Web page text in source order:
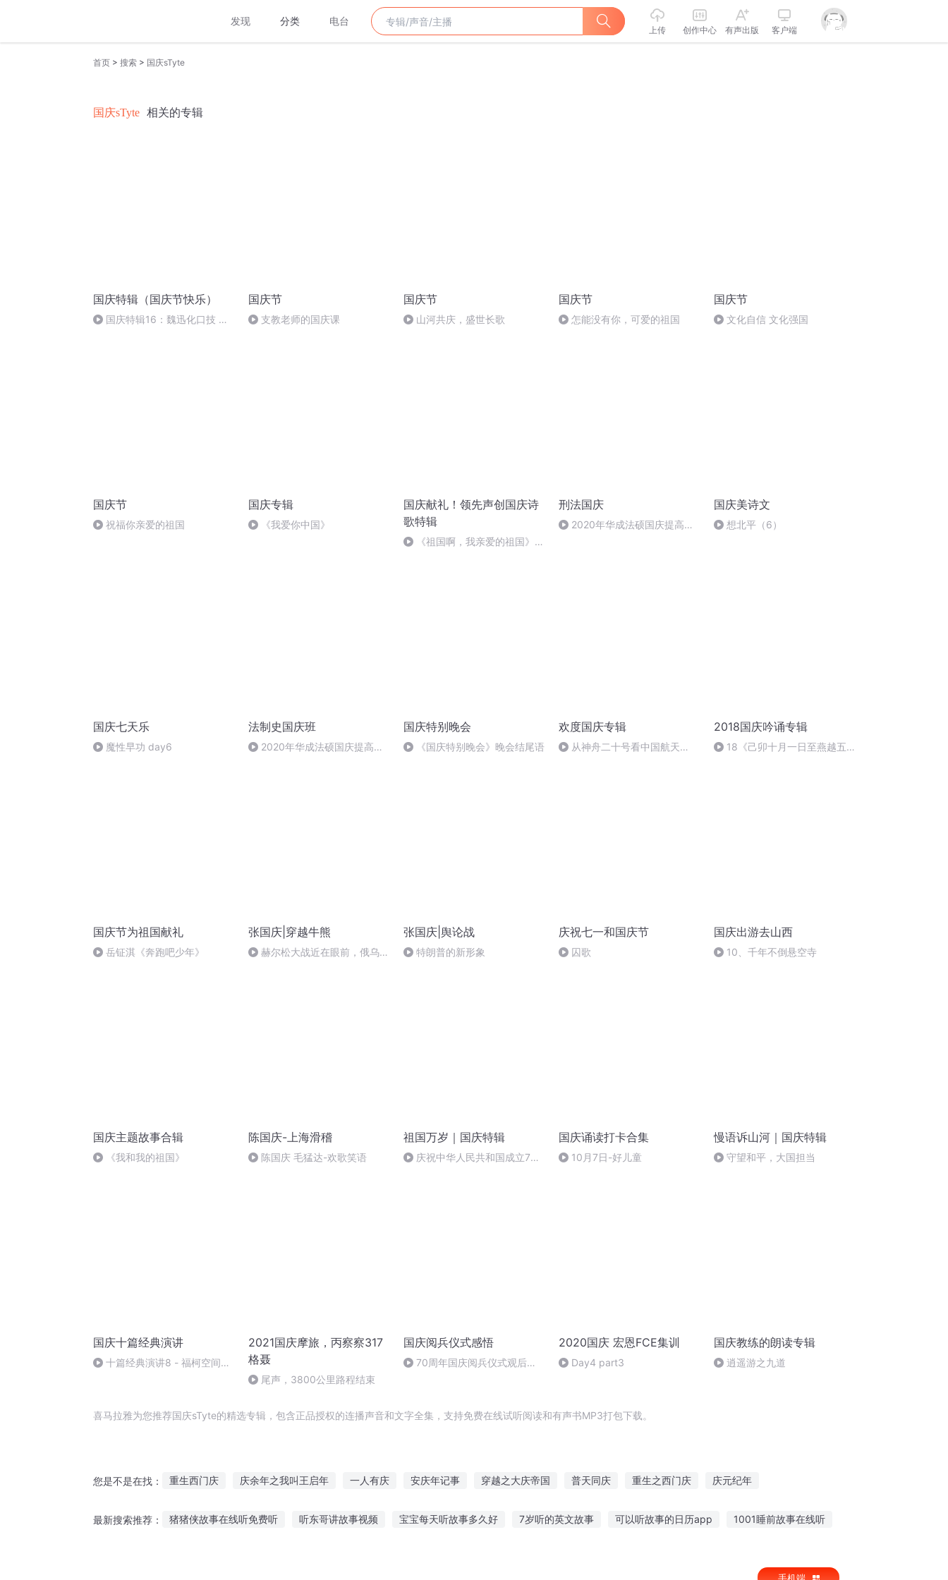
发现 分类 电台
上传 创作中心 有声出版 客户端
首页 > 搜索 > 国庆sTyte
国庆sTyte 相关的专辑
国庆特辑（国庆节快乐）
国庆特辑16：魏迅化口技 二
国庆节
支教老师的国庆课
国庆节
山河共庆，盛世长歌
国庆节
怎能没有你，可爱的祖国
国庆节
文化自信 文化强国
国庆节
祝福你亲爱的祖国
国庆专辑
《我爱你中国》
国庆献礼！领先声创国庆诗
歌特辑
《祖国啊，我亲爱的祖国》温
刑法国庆
2020年华成法硕国庆提高班
国庆美诗文
想北平（6）
国庆七天乐
魔性早功 day6
法制史国庆班
2020年华成法硕国庆提高班
国庆特别晚会
《国庆特别晚会》晚会结尾语
欢度国庆专辑
从神舟二十号看中国航天
2018国庆吟诵专辑
18《己卯十月一日至燕越五
国庆节为祖国献礼
岳钲淇《奔跑吧少年》
张国庆|穿越牛熊
赫尔松大战近在眼前，俄乌冲
张国庆|舆论战
特朗普的新形象
庆祝七一和国庆节
囚歌
国庆出游去山西
10、千年不倒悬空寺
国庆主题故事合辑
《我和我的祖国》
陈国庆-上海滑稽
陈国庆 毛猛达-欢歌笑语
祖国万岁｜国庆特辑
庆祝中华人民共和国成立73
国庆诵读打卡合集
10月7日-好儿童
慢语诉山河｜国庆特辑
守望和平，大国担当
国庆十篇经典演讲
十篇经典演讲8 - 福柯空间回
2021国庆摩旅，丙察察317
格聂
尾声，3800公里路程结束
国庆阅兵仪式感悟
70周年国庆阅兵仪式观后感
2020国庆 宏恩FCE集训
Day4 part3
国庆教练的朗读专辑
逍遥游之九道
喜马拉雅为您推荐国庆sTyte的精选专辑，包含正品授权的连播声音和文字全集，支持免费在线试听阅读和有声书MP3打包下载。
您是不是在找： 重生西门庆 庆余年之我叫王启年 一人有庆 安庆年记事 穿越之大庆帝国 普天同庆 重生之西门庆 庆元纪年
最新搜索推荐： 猪猪侠故事在线听免费听 听东哥讲故事视频 宝宝每天听故事多久好 7岁听的英文故事 可以听故事的日历app 1001睡前故事在线听